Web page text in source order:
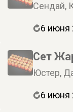
Сендай,
6 июня
Сет
Юстер,
6 июня